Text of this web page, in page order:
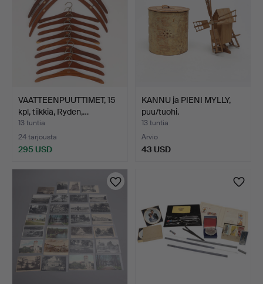
VAATTEENPUUTTIMET, 15
kpl, tiikkiä, Ryden,…
13 tuntia
24 tarjousta
295 USD
KANNU ja PIENI MYLLY,
puu/tuohi.
13 tuntia
Arvio
43 USD